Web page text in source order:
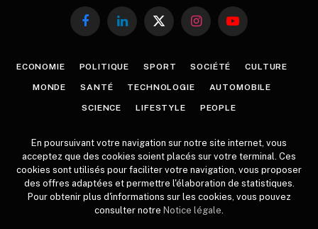
FacebookLinkedInX
InstagramYouTube
ECONOMIE POLITIQUE SPORT SOCIÉTÉ CULTURE
MONDE SANTÉ TECHNOLOGIE AUTOMOBILE
SCIENCE LIFESTYLE PEOPLE
En poursuivant votre navigation sur notre site internet, vous
acceptez que des cookies soient placés sur votre terminal. Ces
cookies sont utilisés pour faciliter votre navigation, vous proposer
des offres adaptées et permettre l'élaboration de statistiques.
Pour obtenir plus d'informations sur les cookies, vous pouvez
consulter notre Notice légale